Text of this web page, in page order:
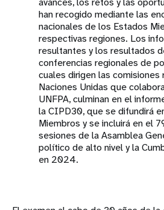
han recogido mediante las
nacionales de los Estados
respectivas regiones. Los
resultantes y los resultados
conferencias regionales de
cuales dirigen las comisiones
Naciones Unidas que
UNFPA, culminan en el
la CIPD30, que se difundirá
Miembros y se incluirá en el
sesiones de la Asamblea
político de alto nivel y la
en 2024.